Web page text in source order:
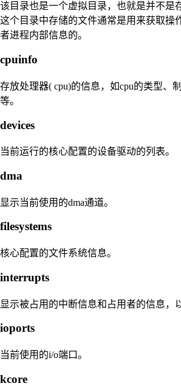
该目录也是一个虚拟目录，也就是并不是
这个目录中存储的文件通常是用来获取操
者进程内部信息的。
cpuinfo
存放处理器( cpu)的信息，如cpu的类型、
等。
devices
当前运行的核心配置的设备驱动的列表。
dma
显示当前使用的dma通道。
filesystems
核心配置的文件系统信息。
interrupts
显示被占用的中断信息和占用者的信息，
ioports
当前使用的i/o端口。
kcore